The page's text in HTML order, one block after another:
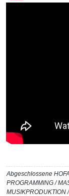
Abgeschlossene
PROGRAMMING /
MUSIKPRODUKTION